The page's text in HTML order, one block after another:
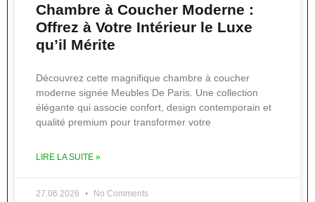
Chambre à Coucher Moderne :
Offrez à Votre Intérieur le Luxe
qu’il Mérite
Découvrez cette magnifique chambre à coucher
moderne signée Meubles De Paris. Une collection
élégante qui associe confort, design contemporain et
qualité premium pour transformer votre
LIRE LA SUITE »
27.06.2026 No Comments